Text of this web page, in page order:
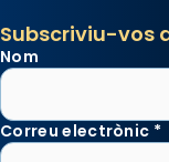
Subscriviu-vos
Nom
Correu electrònic *